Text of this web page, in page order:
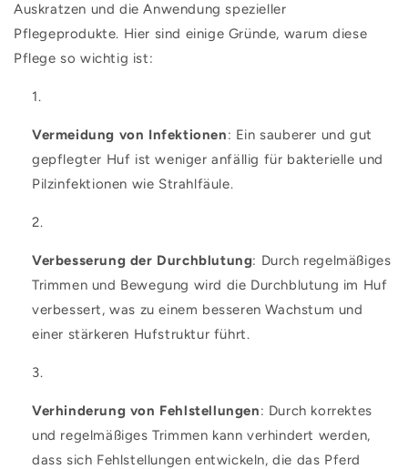
Auskratzen und die Anwendung spezieller
Pflegeprodukte. Hier sind einige Gründe, warum diese
Pflege so wichtig ist:
Vermeidung von Infektionen: Ein sauberer und gut
gepflegter Huf ist weniger anfällig für bakterielle und
Pilzinfektionen wie Strahlfäule.
Verbesserung der Durchblutung: Durch regelmäßiges
Trimmen und Bewegung wird die Durchblutung im Huf
verbessert, was zu einem besseren Wachstum und
einer stärkeren Hufstruktur führt.
Verhinderung von Fehlstellungen: Durch korrektes
und regelmäßiges Trimmen kann verhindert werden,
dass sich Fehlstellungen entwickeln, die das Pferd